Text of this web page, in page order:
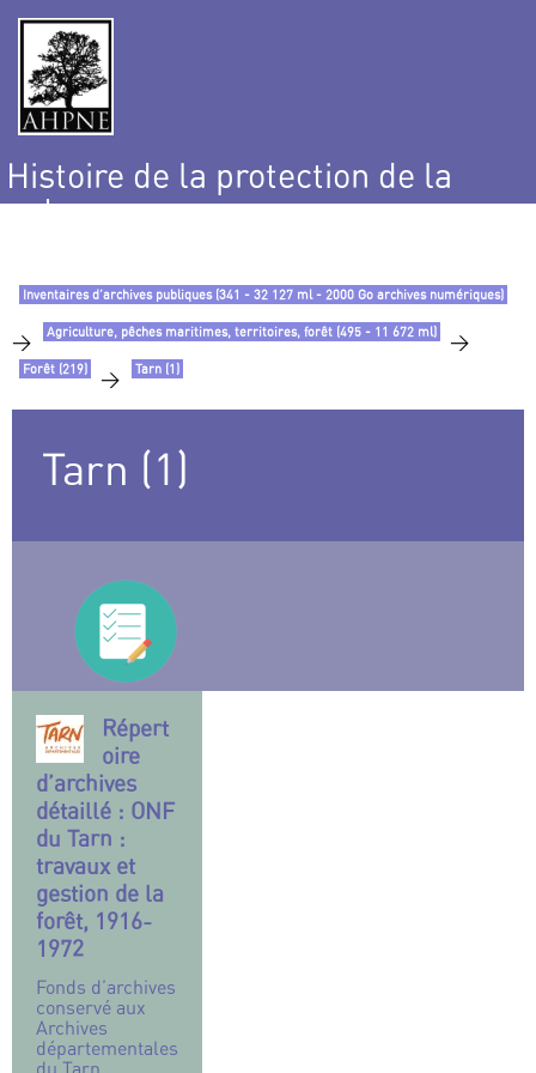
Histoire de la protection de la
nature
Inventaires d’archives publiques (341 - 32 127 ml - 2000 Go archives numériques)
> Agriculture, pêches maritimes, territoires, forêt (495 - 11 672 ml) >
Forêt (219) > Tarn (1)
Tarn (1)
Répert
oire
d’archives
détaillé : ONF
du Tarn :
travaux et
gestion de la
forêt, 1916-
1972
Fonds d’archives
conservé aux
Archives
départementales